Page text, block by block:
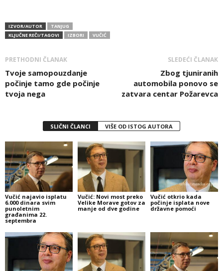
IZVOR/AUTOR
TANJUG
KLJUČNE REČI/TAGOVI
IZBORI VUČIĆ
PRETHODNI ČLANAK
Tvoje samopouzdanje
počinje tamo gde počinje
tvoja nega
SLEDEĆI ČLANAK
Zbog tjuniranih
automobila ponovo se
zatvara centar Požarevca
SLIČNI ČLANCI VIŠE OD ISTOG AUTORA
Vučić najavio isplatu
6.000 dinara svim
punoletnim
građanima 22.
septembra
Vučić: Novi most preko
Velike Morave gotov za
manje od dve godine
Vučić otkrio kada
počinje isplata nove
državne pomoći